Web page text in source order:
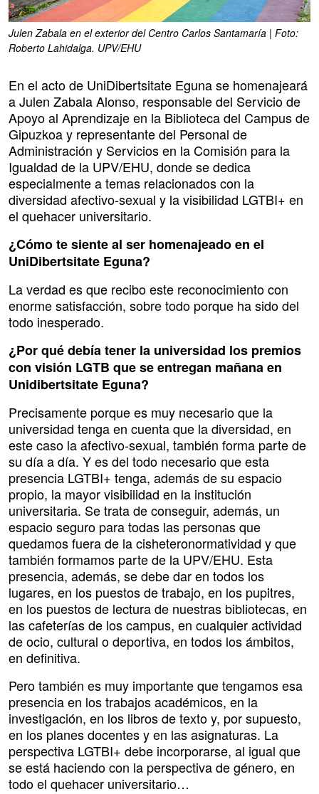
Julen Zabala en el exterior del Centro Carlos Santamaría | Foto:
Roberto Lahidalga. UPV/EHU
En el acto de UniDibertsitate Eguna se homenajeará
a Julen Zabala Alonso, responsable del Servicio de
Apoyo al Aprendizaje en la Biblioteca del Campus de
Gipuzkoa y representante del Personal de
Administración y Servicios en la Comisión para la
Igualdad de la UPV/EHU, donde se dedica
especialmente a temas relacionados con la
diversidad afectivo-sexual y la visibilidad LGTBI+ en
el quehacer universitario.
¿Cómo te siente al ser homenajeado en el
UniDibertsitate Eguna?
La verdad es que recibo este reconocimiento con
enorme satisfacción, sobre todo porque ha sido del
todo inesperado.
¿Por qué debía tener la universidad los premios
con visión LGTB que se entregan mañana en
Unidibertsitate Eguna?
Precisamente porque es muy necesario que la
universidad tenga en cuenta que la diversidad, en
este caso la afectivo-sexual, también forma parte de
su día a día. Y es del todo necesario que esta
presencia LGTBI+ tenga, además de su espacio
propio, la mayor visibilidad en la institución
universitaria. Se trata de conseguir, además, un
espacio seguro para todas las personas que
quedamos fuera de la cisheteronormatividad y que
también formamos parte de la UPV/EHU. Esta
presencia, además, se debe dar en todos los
lugares, en los puestos de trabajo, en los pupitres,
en los puestos de lectura de nuestras bibliotecas, en
las cafeterías de los campus, en cualquier actividad
de ocio, cultural o deportiva, en todos los ámbitos,
en definitiva.
Pero también es muy importante que tengamos esa
presencia en los trabajos académicos, en la
investigación, en los libros de texto y, por supuesto,
en los planes docentes y en las asignaturas. La
perspectiva LGTBI+ debe incorporarse, al igual que
se está haciendo con la perspectiva de género, en
todo el quehacer universitario…